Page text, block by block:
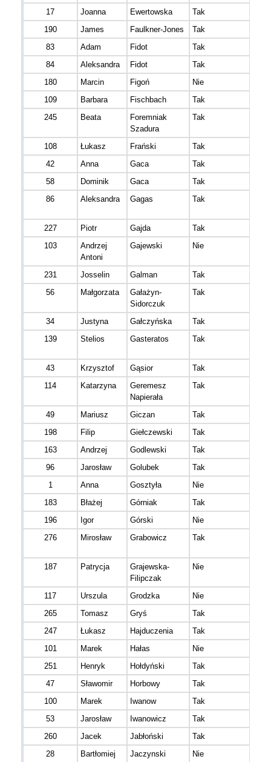
17
Joanna Ewertowska
Tak
190
James Faulkner-Jones
Tak
83
Adam Fidot
Tak
84
Aleksandra Fidot
Tak
180
Marcin Figoń
Nie
109
Barbara Fischbach
Tak
245
Beata
Foremniak
Szadura
Tak
108 Łukasz Frański
Tak
42
Anna Gaca
Tak
58
Dominik Gaca
Tak
86
Aleksandra Gagas Tak
227 Piotr Gajda
Tak
103
Andrzej
Antoni
Gajewski Nie
231 Josselin Galman
Tak
56
Małgorzata
Gałażyn-
Sidorczuk
Tak
34 Justyna Gałczyńska
Tak
139
Stelios Gasteratos Tak
43 Krzysztof Gąsior
Tak
114
Katarzyna
Geremesz
Napierała
Tak
49 Mariusz Giczan
Tak
198
Filip Giełczewski
Tak
163
Andrzej Godlewski
Tak
96
Jarosław Golubek
Tak
1
Anna Gosztyła
Nie
183
Błażej Górniak
Tak
196
Igor Górski
Nie
276
Mirosław Grabowicz Tak
187 Patrycja
Grajewska-
Filipczak
Nie
117 Urszula Grodzka
Nie
265
Tomasz Gryś
Tak
247
Łukasz Hajduczenia
Tak
101
Marek Hałas
Nie
251
Henryk Hołdyński
Tak
47
Sławomir Horbowy
Tak
100
Marek Iwanow
Tak
53
Jarosław Iwanowicz
Tak
260
Jacek Jabłoński
Tak
28
Bartłomiej Jaczynski Nie